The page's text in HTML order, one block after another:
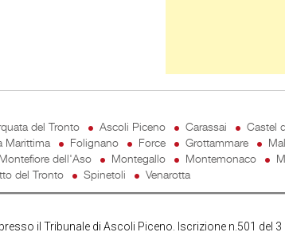
del Tronto Ascoli Piceno Carassai Castel
Marittima Folignano Force Grottammare
Montefiore dell'Aso Montegallo Montemonaco
del Tronto Spinetoli Venarotta
il Tribunale di Ascoli Piceno. Iscrizione n.501 del 3